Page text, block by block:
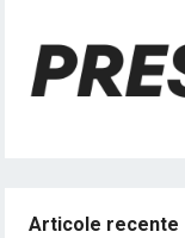
Articole recente